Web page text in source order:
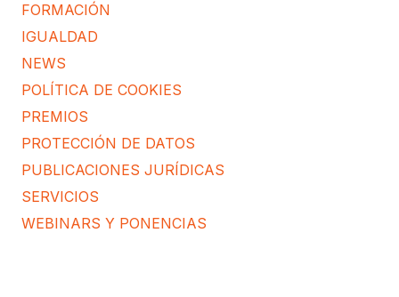
FORMACIÓN
IGUALDAD
NEWS
POLÍTICA DE COOKIES
PREMIOS
PROTECCIÓN DE DATOS
PUBLICACIONES JURÍDICAS
SERVICIOS
WEBINARS Y PONENCIAS